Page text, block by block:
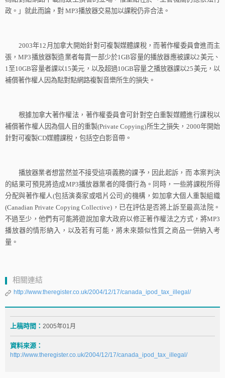
政。」就此而論，對 MP3播放器交易加以課稅仍非合法。
2003年12 月加拿大開始針對可複製媒體課稅，而著作權委員會進而主
張，MP3播放器製造業者每賣一部少於1GB容量的播放器應被課以2美元、
1 至10GB容量者課以15美元，以及超過10GB容量之播放器課以25美元，以
補償著作權人因為點對點網路複製音樂所生的損失。
根據加拿大著作權法，著作權委員會可針對空白重製媒體進行課稅以
補償著作權人因為個人目的重製(Private Copying)所生之損失， 2000年開始
針對可複製CD媒體課稅，包括空白影音帶。
播放器業者想當然並不接受這項義務的課予，因此起訴，而 本案判決
的結果可預見將造成MP3播放器業者的降價行為。同時，一些將課稅所得
分配與著作權人 (包括演奏家或唱片公司 )的機構，如加拿大個人重製組織
(Canadian Private Copying Collective) ，已在評估是否將上訴至最高法院。
不過至少，他們有可能將遊說加拿大政府以修正著作權法之方式，將MP3
播放器的情形納入，以及若有可能，將未來類似性質之商品一併納入考
量。
相關連結
http://www.theregister.co.uk/2004/12/17/canada_ipod_tax_illegal/
上稿時間： 2005年01月
資料來源：
http://www.theregister.co.uk/2004/12/17/canada_ipod_tax_illegal/